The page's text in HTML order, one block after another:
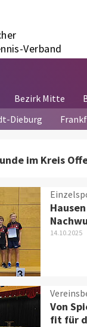
Verband
Bezirk Mitte
Dieburg
im Kreis
14.10.2025
Von
fit für